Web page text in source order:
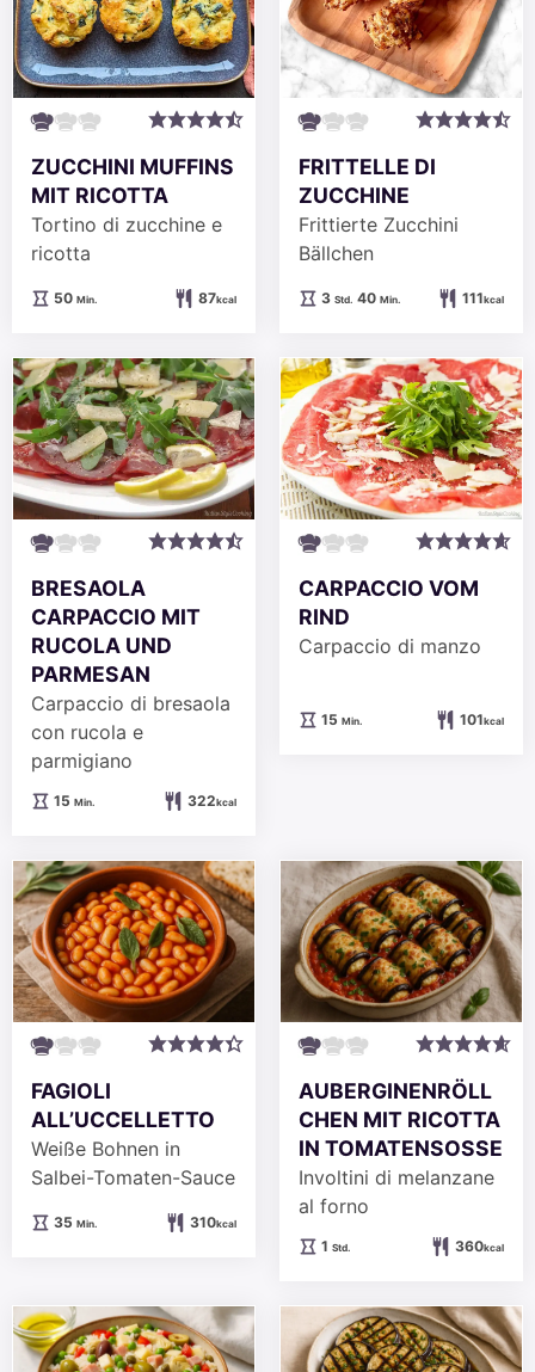
ZUCCHINI MUFFINS
MIT RICOTTA
Tortino di zucchine e
ricotta
50Minuten
Min. 87kcal
FRITTELLE DI
ZUCCHINE
Frittierte Zucchini
Bällchen
3Stunden
Std. 40Minuten
Min. 111kcal
BRESAOLA
CARPACCIO MIT
RUCOLA UND
PARMESAN
Carpaccio di bresaola
con rucola e
parmigiano
15Minuten
Min. 322kcal
CARPACCIO VOM
RIND
Carpaccio di manzo
15Minuten
Min. 101kcal
FAGIOLI
ALL’UCCELLETTO
Weiße Bohnen in
Salbei-Tomaten-Sauce
35Minuten
Min. 310kcal
AUBERGINENRÖLL
CHEN MIT RICOTTA
IN TOMATENSOSSE
Involtini di melanzane
al forno
1Stunde
Std. 360kcal